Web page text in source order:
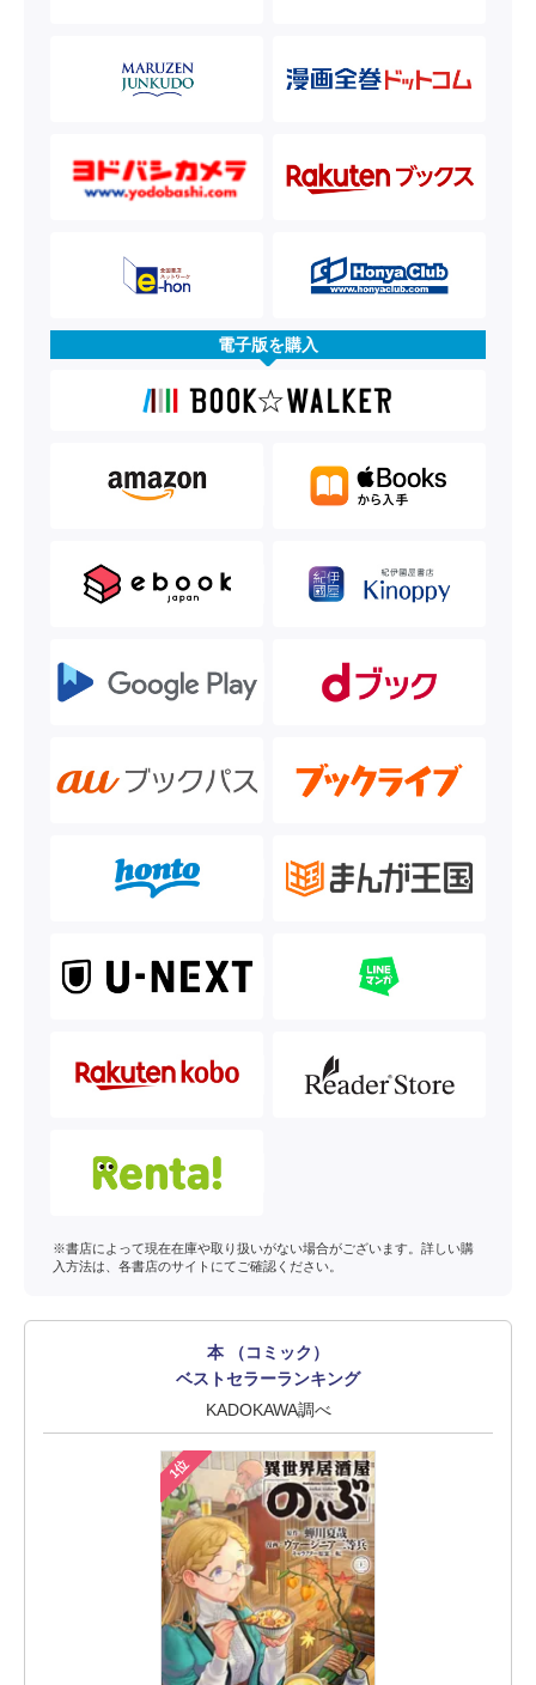
電子版を購入
※書店によって現在在庫や取り扱いがない場合がございます。詳しい購
入方法は、各書店のサイトにてご確認ください。
本 （コミック）
ベストセラーランキング
KADOKAWA調べ
1位